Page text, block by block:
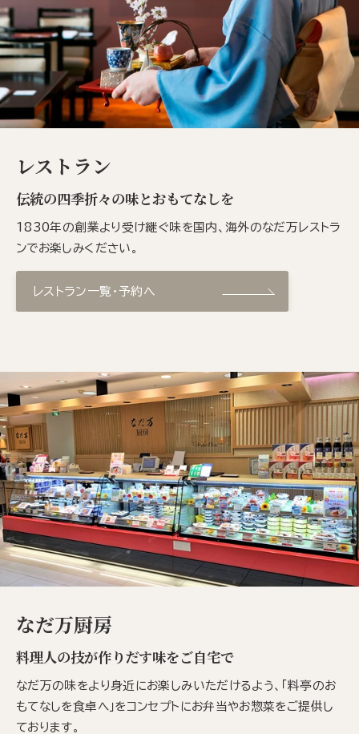
レストラン
伝統の四季折々の味とおもてなしを
1830年の創業より受け継ぐ味を国内、海外のなだ万レストラ
ンでお楽しみください。
レストラン一覧・予約へ
なだ万厨房
料理人の技が作りだす味をご自宅で
なだ万の味をより身近にお楽しみいただけるよう、「料亭のお
もてなしを食卓へ」をコンセプトにお弁当やお惣菜をご提供し
ております。